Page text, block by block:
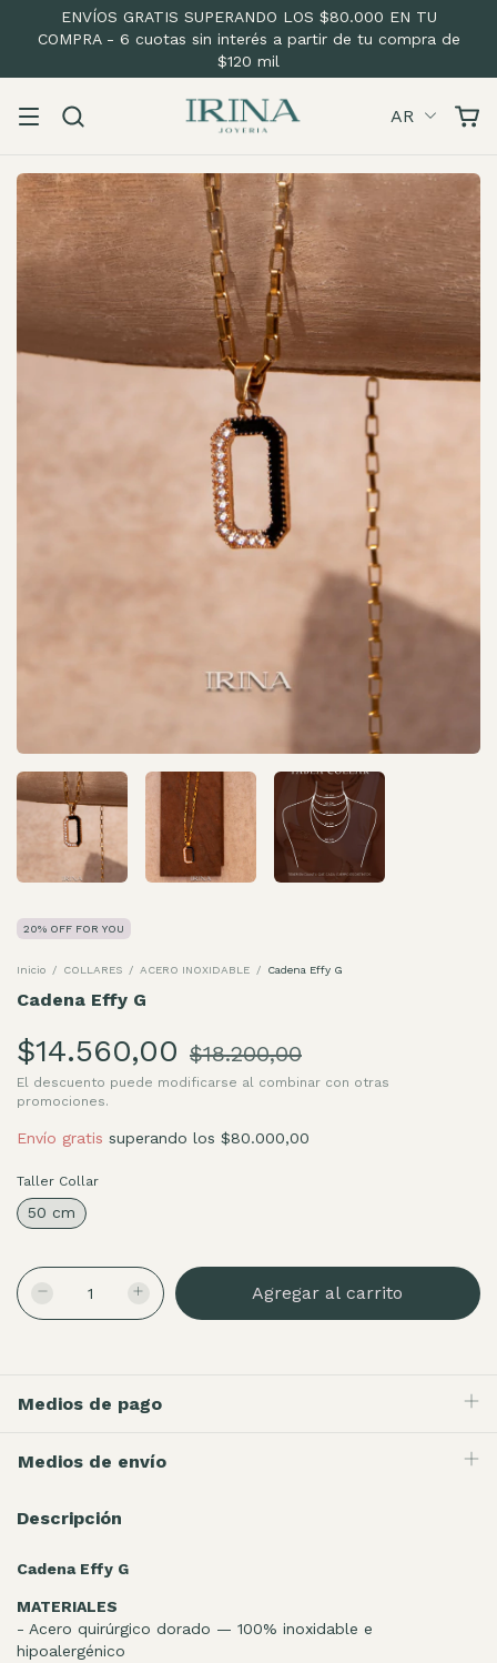
ENVÍOS GRATIS SUPERANDO LOS $80.000 EN TU
COMPRA - 6 cuotas sin interés a partir de tu compra de
$120 mil
AR
20% OFF FOR YOU
Inicio / COLLARES / ACERO INOXIDABLE / Cadena Effy G
Cadena Effy G
$14.560,00 $18.200,00
El descuento puede modificarse al combinar con otras
promociones.
Envío gratis superando los $80.000,00
Taller Collar
50 cm
Medios de pago
Medios de envío
Descripción
Cadena Effy G
MATERIALES
- Acero quirúrgico dorado — 100% inoxidable e
hipoalergénico